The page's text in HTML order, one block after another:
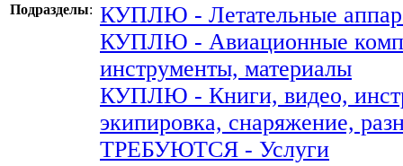
Подразделы: КУПЛЮ - Летательные
КУПЛЮ - Авиационные
инструменты, материалы
КУПЛЮ - Книги, видео,
экипировка, снаряжение,
ТРЕБУЮТСЯ - Услуги